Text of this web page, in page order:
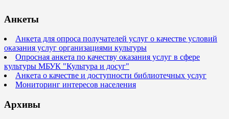
Анкеты
Анкета для опроса получателей услуг о качестве условий
оказания услуг организациями культуры
Опросная анкета по качеству оказания услуг в сфере
культуры МБУК "Культура и досуг"
Анкета о качестве и доступности библиотечных услуг
Мониторинг интересов населения
Архивы